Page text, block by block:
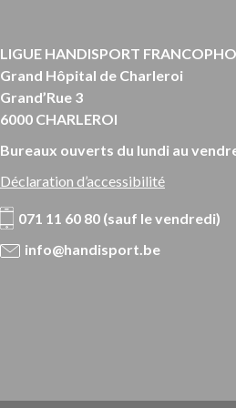
LIGUE HANDISPORT
Grand Hôpital de Charleroi
Grand’Rue 3
6000 CHARLEROI
Bureaux ouverts du lundi au
Déclaration d’accessibilité
071 11 60 80 (sauf le vendredi)
info@handisport.be